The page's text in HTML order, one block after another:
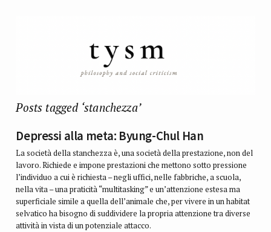
Posts tagged ‘stanchezza’
Depressi alla meta: Byung-Chul Han
La società della stanchezza è, una società della prestazione, non del
lavoro. Richiede e impone prestazioni che mettono sotto pressione
l’individuo a cui è richiesta – negli uffici, nelle fabbriche, a scuola,
nella vita – una praticità “multitasking” e un’attenzione estesa ma
superficiale simile a quella dell’animale che, per vivere in un habitat
selvatico ha bisogno di suddividere la propria attenzione tra diverse
attività in vista di un potenziale attacco.